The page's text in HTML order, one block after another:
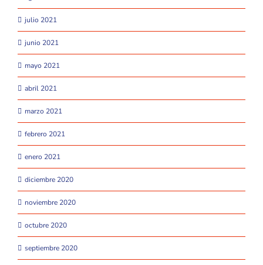
julio 2021
junio 2021
mayo 2021
abril 2021
marzo 2021
febrero 2021
enero 2021
diciembre 2020
noviembre 2020
octubre 2020
septiembre 2020